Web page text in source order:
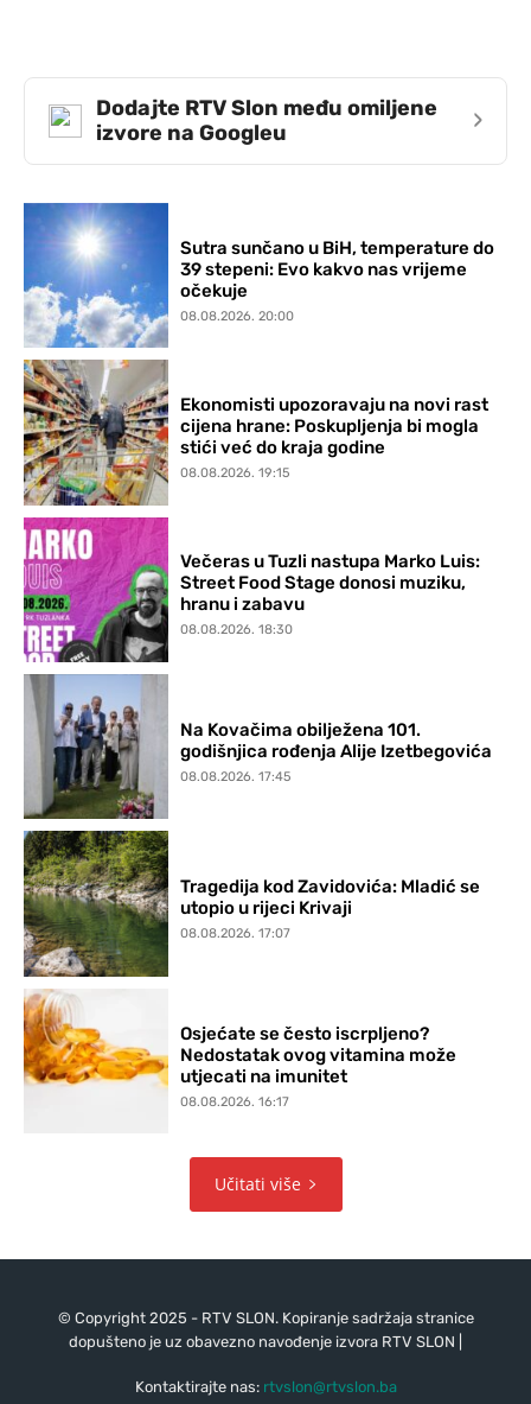
Dodajte RTV Slon među omiljene
izvore na Googleu
›
Sutra sunčano u BiH, temperature do
39 stepeni: Evo kakvo nas vrijeme
očekuje
08.08.2026. 20:00
Ekonomisti upozoravaju na novi rast
cijena hrane: Poskupljenja bi mogla
stići već do kraja godine
08.08.2026. 19:15
Večeras u Tuzli nastupa Marko Luis:
Street Food Stage donosi muziku,
hranu i zabavu
08.08.2026. 18:30
Na Kovačima obilježena 101.
godišnjica rođenja Alije Izetbegovića
08.08.2026. 17:45
Tragedija kod Zavidovića: Mladić se
utopio u rijeci Krivaji
08.08.2026. 17:07
Osjećate se često iscrpljeno?
Nedostatak ovog vitamina može
utjecati na imunitet
08.08.2026. 16:17
Učitati više
© Copyright 2025 - RTV SLON. Kopiranje sadržaja stranice
dopušteno je uz obavezno navođenje izvora RTV SLON |
Kontaktirajte nas: rtvslon@rtvslon.ba